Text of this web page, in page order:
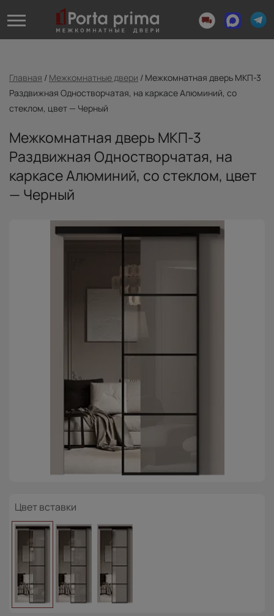
Главная / Межкомнатные двери / Межкомнатная дверь МКП-3
Раздвижная Одностворчатая, на каркасе Алюминий, со
стеклом, цвет — Черный
Межкомнатная дверь МКП-3
Раздвижная Одностворчатая, на
каркасе Алюминий, со стеклом, цвет
— Черный
Цвет вставки